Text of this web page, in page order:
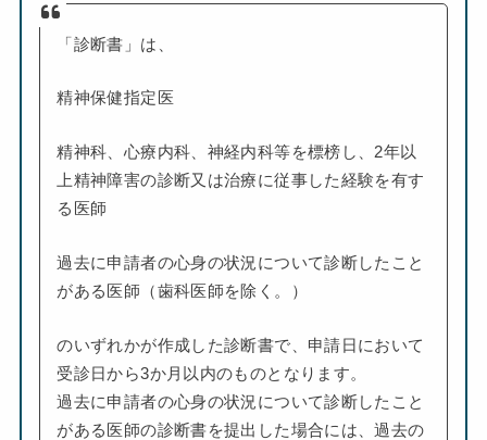
「診断書」は、
精神保健指定医
精神科、心療内科、神経内科等を標榜し、2年以
上精神障害の診断又は治療に従事した経験を有す
る医師
過去に申請者の心身の状況について診断したこと
がある医師（歯科医師を除く。）
のいずれかが作成した診断書で、申請日において
受診日から3か月以内のものとなります。
過去に申請者の心身の状況について診断したこと
がある医師の診断書を提出した場合には、過去の